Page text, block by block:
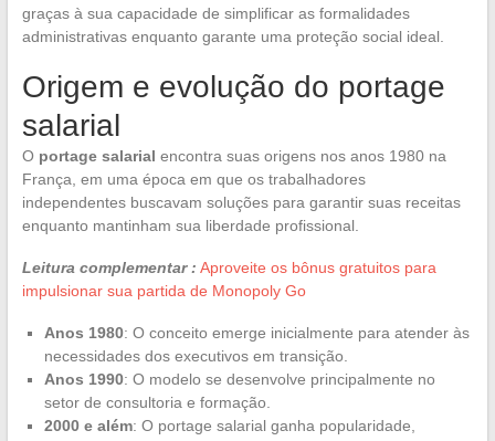
graças à sua capacidade de simplificar as formalidades
administrativas enquanto garante uma proteção social ideal.
Origem e evolução do portage
salarial
O portage salarial encontra suas origens nos anos 1980 na
França, em uma época em que os trabalhadores
independentes buscavam soluções para garantir suas receitas
enquanto mantinham sua liberdade profissional.
Leitura complementar : Aproveite os bônus gratuitos para
impulsionar sua partida de Monopoly Go
Anos 1980: O conceito emerge inicialmente para atender às
necessidades dos executivos em transição.
Anos 1990: O modelo se desenvolve principalmente no
setor de consultoria e formação.
2000 e além: O portage salarial ganha popularidade,